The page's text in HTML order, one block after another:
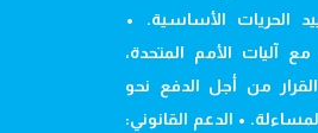
الحريات الأساسية. •
مع آليات الأمم المتحدة،
من أجل الدفع نحو
• الدعم القانوني: